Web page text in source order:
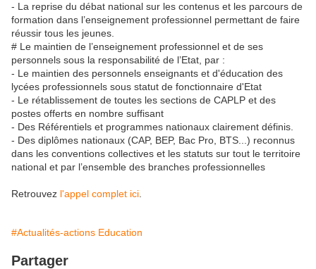
- La reprise du débat national sur les contenus et les parcours de
formation dans l’enseignement professionnel permettant de faire
réussir tous les jeunes.
# Le maintien de l’enseignement professionnel et de ses
personnels sous la responsabilité de l’Etat, par :
- Le maintien des personnels enseignants et d'éducation des
lycées professionnels sous statut de fonctionnaire d'Etat
- Le rétablissement de toutes les sections de CAPLP et des
postes offerts en nombre suffisant
- Des Référentiels et programmes nationaux clairement définis.
- Des diplômes nationaux (CAP, BEP, Bac Pro, BTS...) reconnus
dans les conventions collectives et les statuts sur tout le territoire
national et par l’ensemble des branches professionnelles
Retrouvez l'appel complet ici
#Actualités-actions Education
Partager